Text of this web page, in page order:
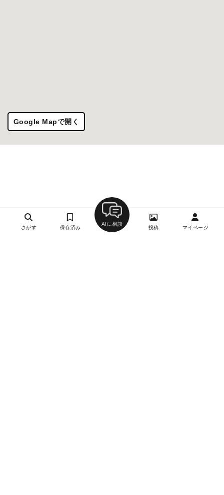
Google Mapで開く
さがす 保存済み
AIに相談
投稿 マイページ